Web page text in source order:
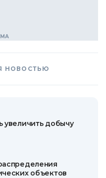
НОВОСТЬЮ
увеличить добычу
объектов